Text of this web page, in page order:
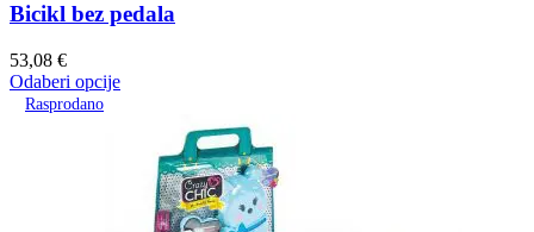
Bicikl bez pedala
53,08 €
Odaberi opcije
Rasprodano